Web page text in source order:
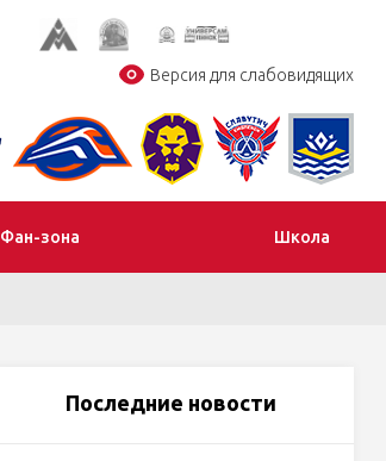
Версия для слабовидящих
Фан-зона Школа
Последние новости